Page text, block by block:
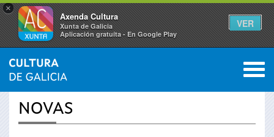
×
Axenda Cultura
Xunta de Galicia
Aplicación gratuíta - En Google Play
VER
Vostede
está
INICIO › ACTUALIDADE 0
NOVAS